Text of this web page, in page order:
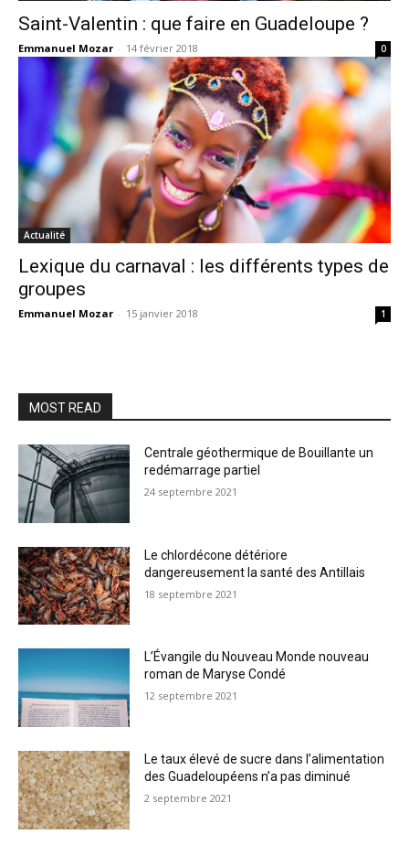
Saint-Valentin : que faire en Guadeloupe ?
Emmanuel Mozar - 14 février 2018 0
Actualité
Lexique du carnaval : les différents types de
groupes
Emmanuel Mozar - 15 janvier 2018 1
MOST READ
Centrale géothermique de Bouillante un
redémarrage partiel
24 septembre 2021
Le chlordécone détériore
dangereusement la santé des Antillais
18 septembre 2021
L’Évangile du Nouveau Monde nouveau
roman de Maryse Condé
12 septembre 2021
Le taux élevé de sucre dans l’alimentation
des Guadeloupéens n’a pas diminué
2 septembre 2021